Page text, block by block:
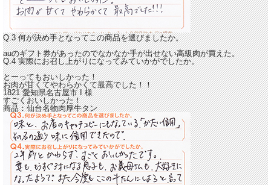
Q.3 何が決め手となってこの商品を選びましたか。
auのギフト券があったのでなかなか手が出せない高級肉が買えた。
Q.4 実際にお召し上がりになってみていかがでしたか。
とーってもおいしかった！
お肉が甘くてやわらかくて最高でした！！
1821 愛知県名古屋市I様
すごくおいしかった！
商品：仙台名物肉厚牛タン